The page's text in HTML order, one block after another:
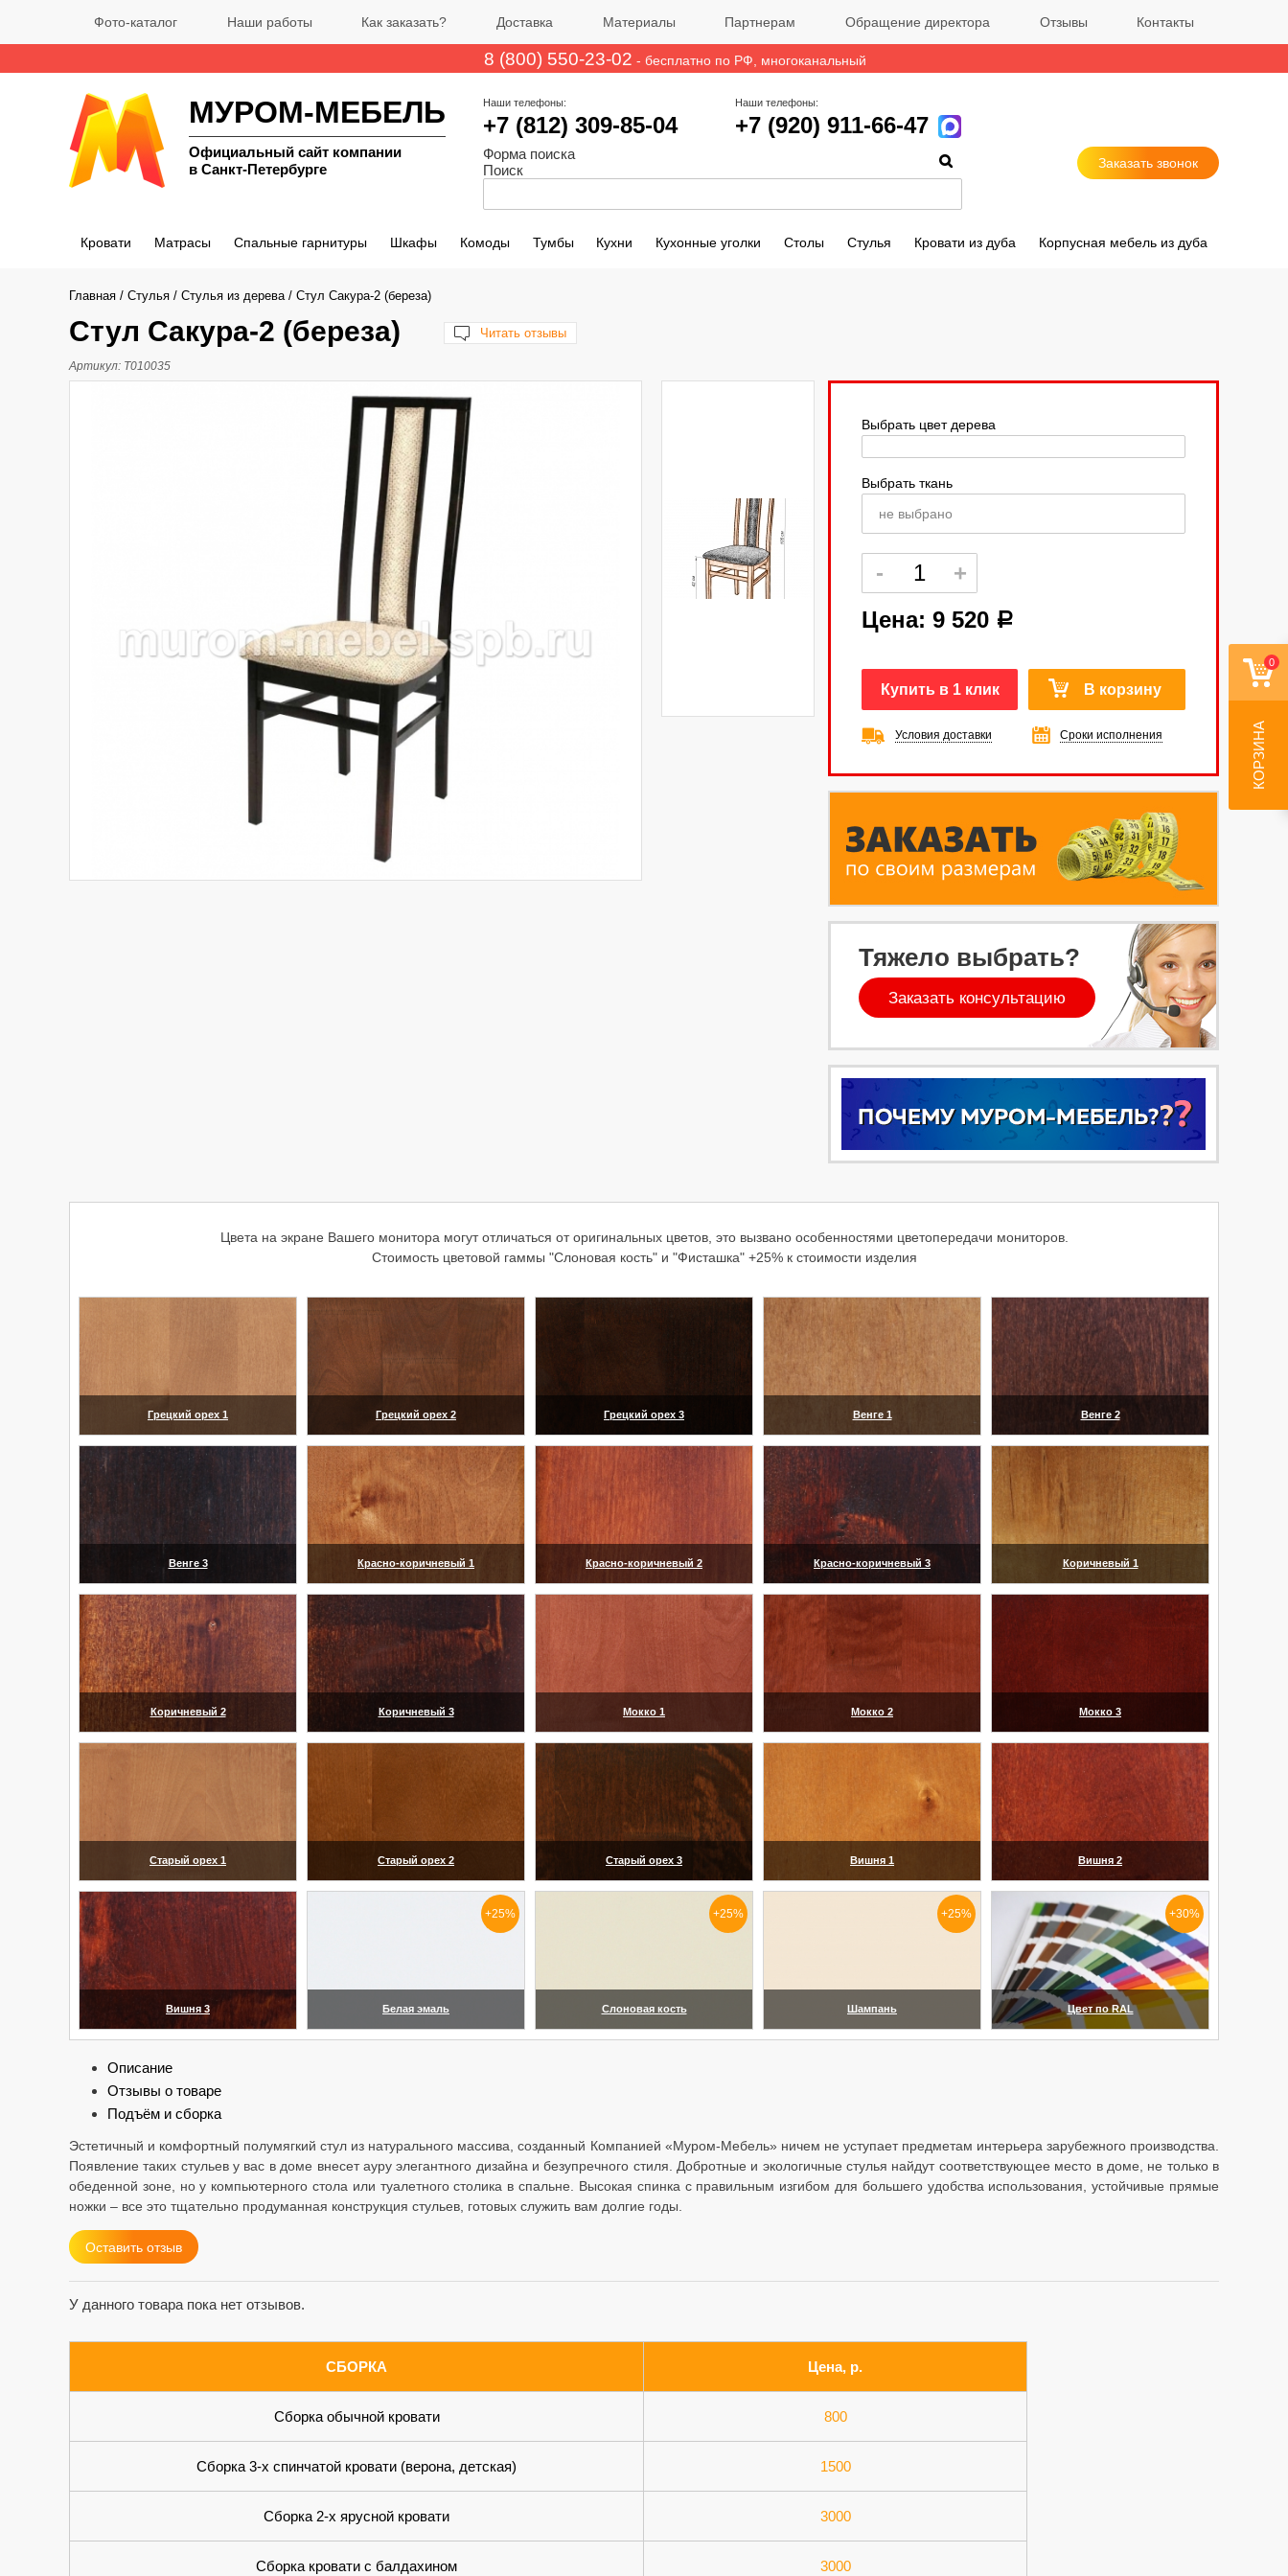
Фото-каталог Наши работы Как заказать? Доставка Материалы Партнерам Обращение директора Отзывы Контакты
8 (800) 550-23-02 - бесплатно по РФ , многоканальный
МУРОМ-МЕБЕЛЬ
Официальный сайт компании
в Санкт-Петербурге
Наши телефоны:
+7 (812) 309-85-04
Наши телефоны:
+7 (920) 911-66-47
Форма поиска
Поиск
Заказать звонок
Кровати Матрасы Спальные гарнитуры Шкафы Комоды Тумбы Кухни Кухонные уголки Столы Стулья Кровати из дуба Корпусная мебель из дуба
Главная / Стулья / Стулья из дерева / Стул Сакура-2 (береза)
Стул Сакура-2 (береза) Читать отзывы
Артикул: Т010035
Выбрать цвет дерева
Выбрать ткань
не выбрано
Цена: 9 520 a
Купить в 1 клик В корзину
Условия доставки Сроки исполнения
Тяжело выбрать?
Заказать консультацию
Цвета на экране Вашего монитора могут отличаться от оригинальных цветов, это вызвано особенностями цветопередачи мониторов.
Стоимость цветовой гаммы "Слоновая кость" и "Фисташка" +25% к стоимости изделия
Грецкий орех 1 Грецкий орех 2 Грецкий орех 3 Венге 1 Венге 2
Венге 3 Красно-коричневый 1 Красно-коричневый 2 Красно-коричневый 3 Коричневый 1
Коричневый 2 Коричневый 3 Мокко 1 Мокко 2 Мокко 3
Старый орех 1 Старый орех 2 Старый орех 3 Вишня 1 Вишня 2
Вишня 3 Белая эмаль
+25%
Слоновая кость
+25%
Шампань
+25%
Цвет по RAL
+30%
Описание
Отзывы о товаре
Подъём и сборка
Эстетичный и комфортный полумягкий стул из натурального массива, созданный Компанией «Муром-Мебель» ничем не уступает предметам интерьера зарубежного производства.
Появление таких стульев у вас в доме внесет ауру элегантного дизайна и безупречного стиля. Добротные и экологичные стулья найдут соответствующее место в доме, не только в
обеденной зоне, но у компьютерного стола или туалетного столика в спальне. Высокая спинка с правильным изгибом для большего удобства использования, устойчивые прямые
ножки – все это тщательно продуманная конструкция стульев, готовых служить вам долгие годы.
Оставить отзыв
У данного товара пока нет отзывов.
СБОРКА Цена, р.
Сборка обычной кровати 800
Сборка 3-х спинчатой кровати (верона, детская) 1500
Сборка 2-х ярусной кровати 3000
Сборка кровати с балдахином 3000
0
КОРЗИНА